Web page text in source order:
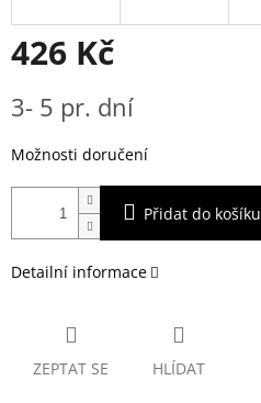
426 Kč
cena:
3- 5 pr. dní
Možnosti doručení
Přidat do košíku
Detailní informace
ZEPTAT SE HLÍDAT